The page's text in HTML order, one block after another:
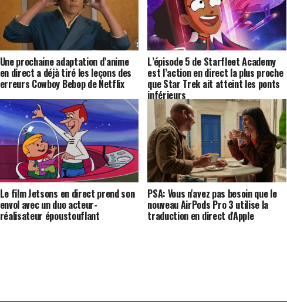
Une prochaine adaptation d’anime
en direct a déjà tiré les leçons des
erreurs Cowboy Bebop de Netflix
L’épisode 5 de Starfleet Academy
est l’action en direct la plus proche
que Star Trek ait atteint les ponts
inférieurs
Le film Jetsons en direct prend son
envol avec un duo acteur-
réalisateur époustouflant
PSA: Vous n'avez pas besoin que le
nouveau AirPods Pro 3 utilise la
traduction en direct d'Apple